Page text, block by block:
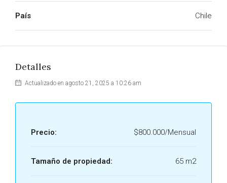
País Chile
Detalles
Actualizado en agosto 21, 2025 a 10:26 am
Precio: $800.000/Mensual
Tamaño de propiedad: 65 m2